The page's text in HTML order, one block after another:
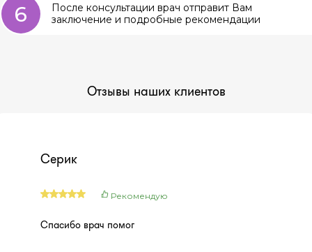
6
После консультации врач отправит Вам
заключение и подробные рекомендации
Отзывы наших клиентов
Серик
Рекомендую
Спасибо врач помог